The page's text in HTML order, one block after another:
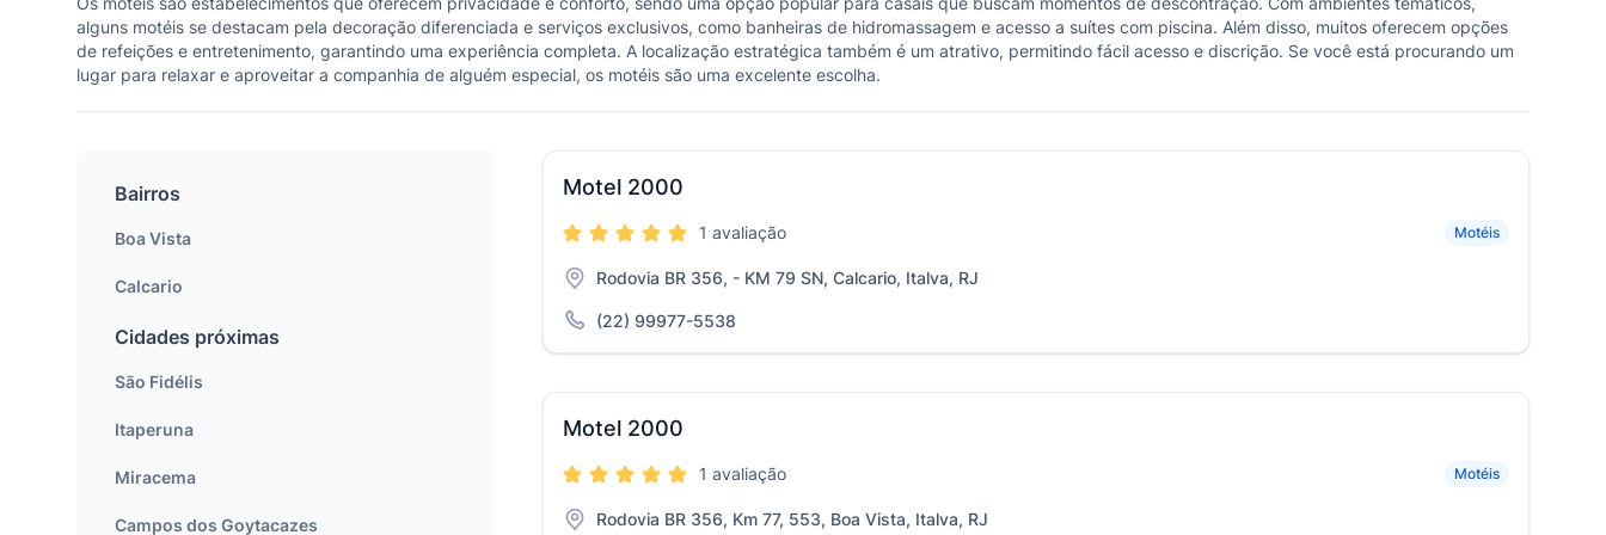
alguns motéis se destacam pela decoração diferenciada e serviços exclusivos, como banheiras de hidromassagem e acesso a suítes com piscina. Além disso, muitos oferecem opções
de refeições e entretenimento, garantindo uma experiência completa. A localização estratégica também é um atrativo, permitindo fácil acesso e discrição. Se você está procurando um
lugar para relaxar e aproveitar a companhia de alguém especial, os motéis são uma excelente escolha.
Motel 2000
Motéis
1 avaliação
Rodovia BR 356, - KM 79 SN, Calcario, Italva, RJ
(22) 99977-5538
Motel 2000
Motéis
1 avaliação
Rodovia BR 356, Km 77, 553, Boa Vista, Italva, RJ
Bairros
Boa Vista
Calcario
Cidades próximas
São Fidélis
Itaperuna
Miracema
Campos dos Goytacazes